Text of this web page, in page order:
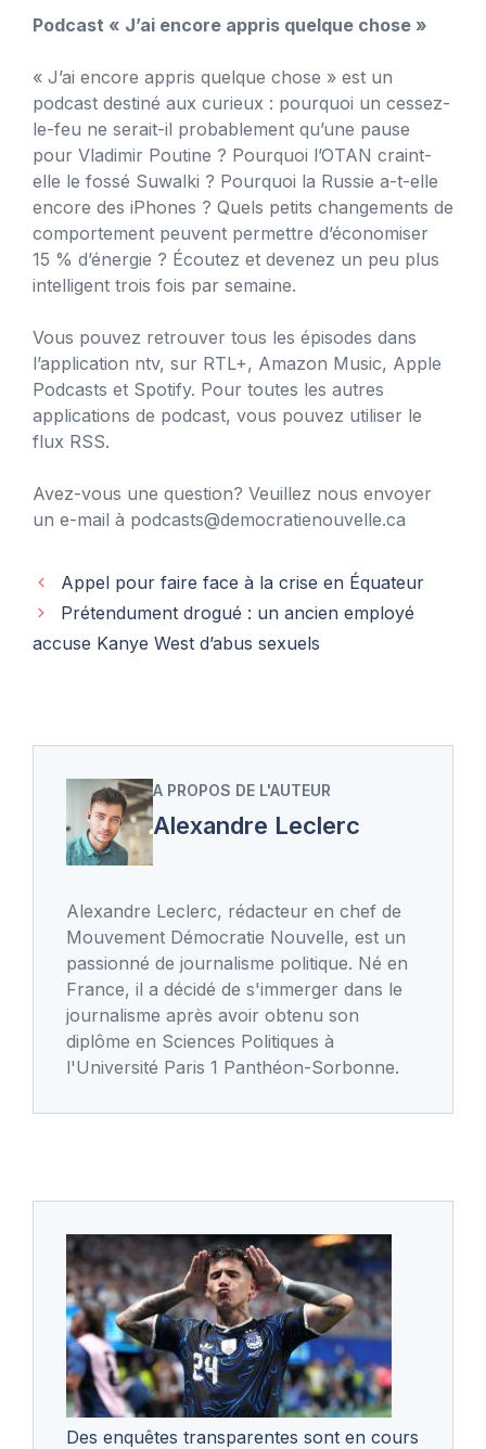
Podcast « J’ai encore appris quelque chose »
« J’ai encore appris quelque chose » est un
podcast destiné aux curieux : pourquoi un cessez-
le-feu ne serait-il probablement qu’une pause
pour Vladimir Poutine ? Pourquoi l’OTAN craint-
elle le fossé Suwalki ? Pourquoi la Russie a-t-elle
encore des iPhones ? Quels petits changements de
comportement peuvent permettre d’économiser
15 % d’énergie ? Écoutez et devenez un peu plus
intelligent trois fois par semaine.
Vous pouvez retrouver tous les épisodes dans
l’application ntv, sur RTL+, Amazon Music, Apple
Podcasts et Spotify. Pour toutes les autres
applications de podcast, vous pouvez utiliser le
flux RSS.
Avez-vous une question? Veuillez nous envoyer
un e-mail à podcasts@democratienouvelle.ca
Appel pour faire face à la crise en Équateur
Prétendument drogué : un ancien employé
accuse Kanye West d’abus sexuels
A PROPOS DE L'AUTEUR
Alexandre Leclerc
Alexandre Leclerc, rédacteur en chef de
Mouvement Démocratie Nouvelle, est un
passionné de journalisme politique. Né en
France, il a décidé de s'immerger dans le
journalisme après avoir obtenu son
diplôme en Sciences Politiques à
l'Université Paris 1 Panthéon-Sorbonne.
Des enquêtes transparentes sont en cours